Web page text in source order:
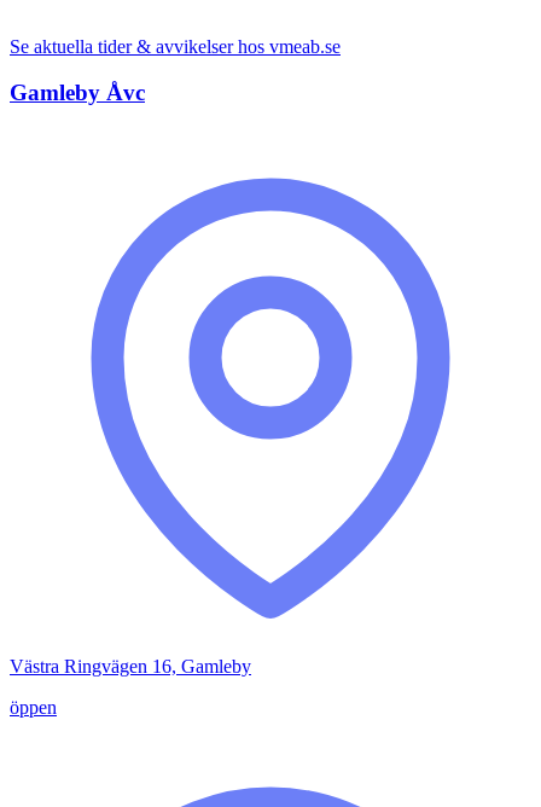
Se aktuella tider & avvikelser hos vmeab.se
Gamleby Åvc
Västra Ringvägen 16, Gamleby
öppen